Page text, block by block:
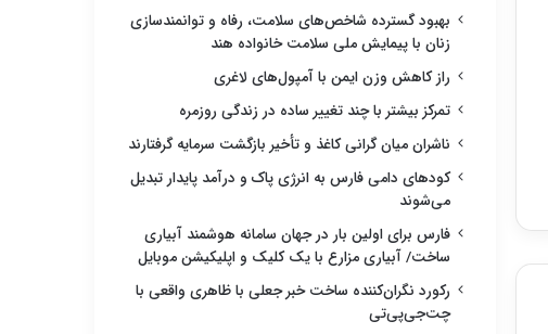
بهبود گسترده شاخص‌های سلامت، رفاه و توانمندسازی
زنان با پیمایش ملی سلامت خانواده هند
راز کاهش وزن ایمن با آمپول‌های لاغری
تمرکز بیشتر با چند تغییر ساده در زندگی روزمره
ناشران میان گرانی کاغذ و تأخیر بازگشت سرمایه گرفتارند
کودهای دامی فارس به انرژی پاک و درآمد پایدار تبدیل
می‌شوند
فارس برای اولین بار در جهان سامانه هوشمند آبیاری
ساخت/ آبیاری مزارع با یک کلیک و اپلیکیشن موبایل
رکورد نگران‌کننده ساخت خبر جعلی با ظاهری واقعی با
چت‌جی‌پی‌تی